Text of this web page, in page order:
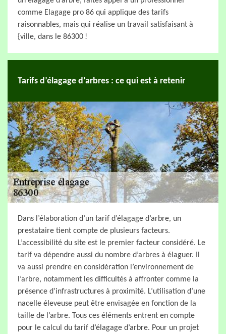
comme Elagage pro 86 qui applique des tarifs
raisonnables, mais qui réalise un travail satisfaisant à
{ville, dans le 86300 !
Tarifs d’élagage d’arbres : ce qui est à retenir
Dans l’élaboration d’un tarif d’élagage d’arbre, un
prestataire tient compte de plusieurs facteurs.
L’accessibilité du site est le premier facteur considéré. Le
tarif va dépendre aussi du nombre d’arbres à élaguer. Il
va aussi prendre en considération l’environnement de
l’arbre, notamment les difficultés à affronter comme la
présence d’infrastructures à proximité. L’utilisation d’une
nacelle éleveuse peut être envisagée en fonction de la
taille de l’arbre. Tous ces éléments entrent en compte
pour le calcul du tarif d’élagage d’arbre. Pour un projet